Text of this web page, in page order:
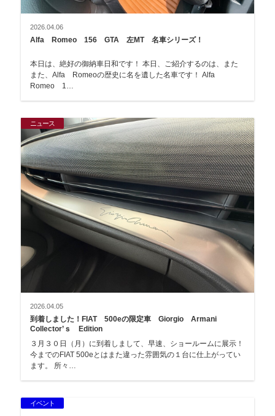
2026.04.06
Alfa Romeo 156 GTA 左MT 名車シリーズ！
本日は、絶好の御納車日和です！ 本日、ご紹介するのは、また
また、Alfa Romeoの歴史に名を遺した名車です！ Alfa
Romeo 1…
ニュース
2026.04.05
到着しました！FIAT 500eの限定車 Giorgio Armani
Collector’ｓ Edition
３月３０日（月）に到着しまして、早速、ショールームに展示！
今までのFIAT 500eとはまた違った雰囲気の１台に仕上がってい
ます。 所々…
イベント